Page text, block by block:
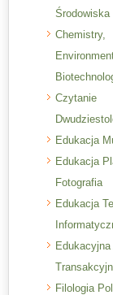
Środowiska
Chemistry,
Czytanie
Edukacja
Edukacja
Fotografia
Edukacja
Filologia